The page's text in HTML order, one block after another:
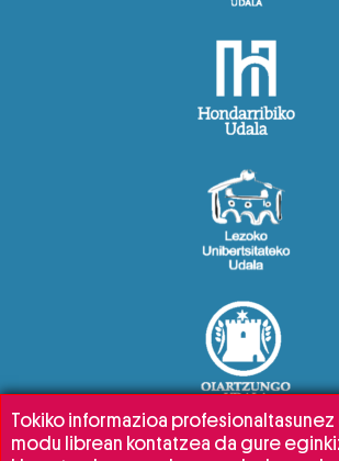
Tokiko informazioa profesionaltasunez
modu librean kontatzea da gure